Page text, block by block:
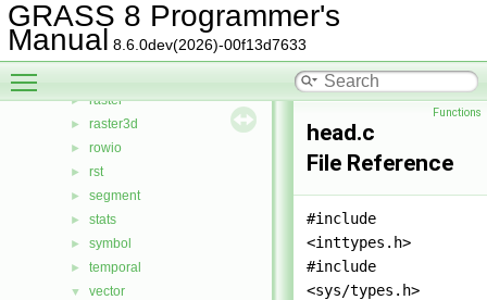
GRASS 8 Programmer's
Manual 8.6.0dev(2026)-00f13d7633
► ogsf
► pngdriver
► proj
► raster
► raster3d
► rowio
► rst
► segment
► stats
► symbol
► temporal
▼ vector
Functions
head.c
File Reference
#include
<inttypes.h>
#include
<sys/types.h>